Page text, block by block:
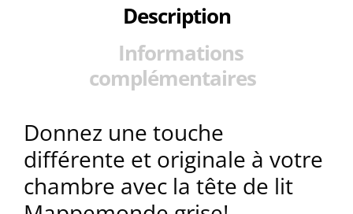
Description
Informations
complémentaires
Donnez une touche
différente et originale à votre
chambre avec la tête de lit